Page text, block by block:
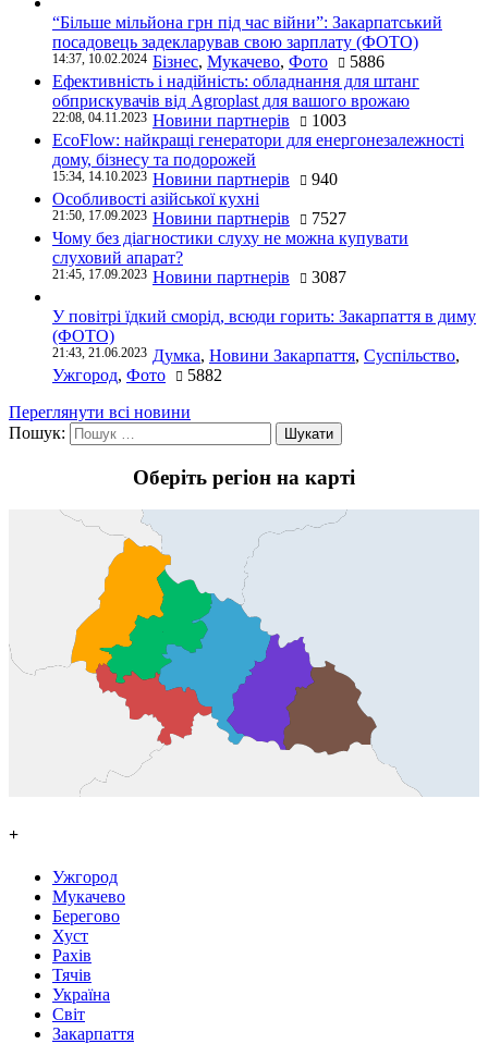
“Більше мільйона грн під час війни”: Закарпатський
посадовець задекларував свою зарплату (ФОТО)
14:37, 10.02.2024 Бізнес, Мукачево, Фото
5886
Ефективність і надійність: обладнання для штанг
обприскувачів від Agroplast для вашого врожаю
22:08, 04.11.2023 Новини партнерів
1003
EcoFlow: найкращі генератори для енергонезалежності
дому, бізнесу та подорожей
15:34, 14.10.2023 Новини партнерів
940
Особливості азійської кухні
21:50, 17.09.2023 Новини партнерів
7527
Чому без діагностики слуху не можна купувати
слуховий апарат?
21:45, 17.09.2023 Новини партнерів 3087
У повітрі їдкий сморід, всюди горить: Закарпаття в диму
(ФОТО)
21:43, 21.06.2023 Думка, Новини Закарпаття, Суспільство,
Ужгород, Фото
5882
Переглянути всі новини
Пошук:
Оберіть регіон на карті
+
Ужгород
Мукачево
Берегово
Хуст
Рахів
Тячів
Україна
Світ
Закарпаття